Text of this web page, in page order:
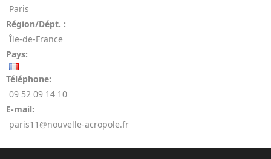
Paris
Région/Dépt. :
Île-de-France
Pays:
Téléphone:
09 52 09 14 10
E-mail:
paris11@nouvelle-acropole.fr